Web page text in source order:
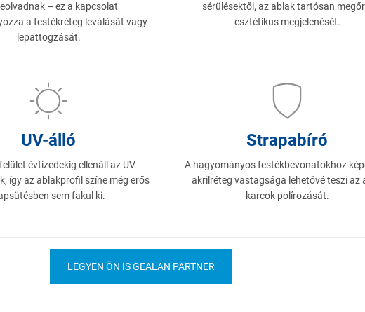
– ez a kapcsolat
a festékréteg leválását vagy
lepattogzását.
sérülésektől, az ablak tartósan
esztétikus megjelenését.
UV-álló
évtizedekig ellenáll az UV-
így az ablakprofil színe még erős
sem fakul ki.
Strapabíró
A hagyományos festékbevonatokhoz
akrilréteg vastagsága lehetővé teszi az
karcok polírozását.
LEGYEN ÖN IS GEALAN PARTNER